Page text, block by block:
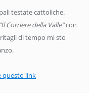
testate cattoliche.
“Il Corriere della Valle”con
di tempo mi sto
questo link